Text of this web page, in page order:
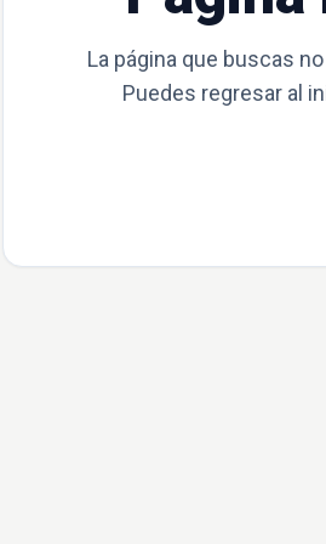
La página que buscas
Puedes regresar al